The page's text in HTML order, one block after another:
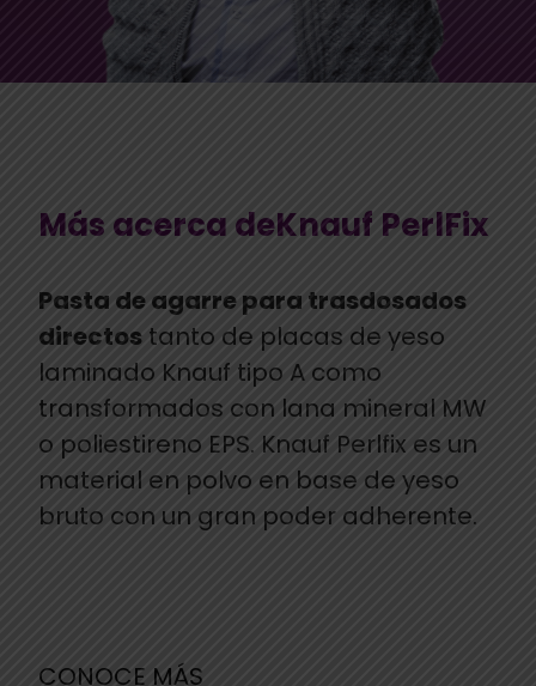
Más acerca deKnauf PerlFix
Pasta de agarre para trasdosados
directos tanto de placas de yeso
laminado Knauf tipo A como
transformados con lana mineral MW
o poliestireno EPS. Knauf Perlfix es un
material en polvo en base de yeso
bruto con un gran poder adherente.
CONOCE MÁS